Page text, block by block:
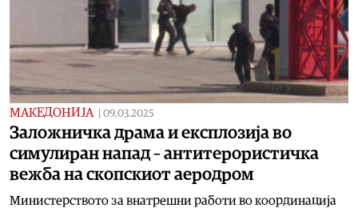
МАКЕДОНИЈА 09.03.2025
Заложничка драма и експлозија во
симулиран напад – антитерористичка
вежба на скопскиот аеродром
Министерството за внатрешни работи во координација